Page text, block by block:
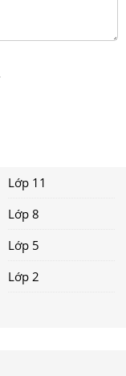
Lớp 11
Lớp 8
Lớp 5
Lớp 2